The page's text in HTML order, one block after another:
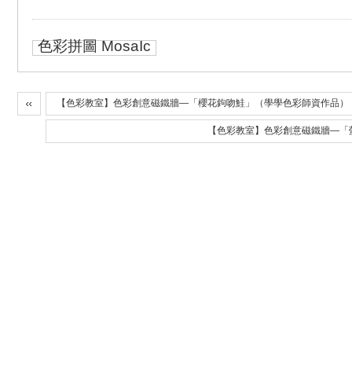
色彩拼圖 MosaIc
【色彩教室】色彩創意磁鐵牆—「櫻花鉤吻鮭」（學學色彩師資作品）
【色彩教室】色彩創意磁鐵牆—